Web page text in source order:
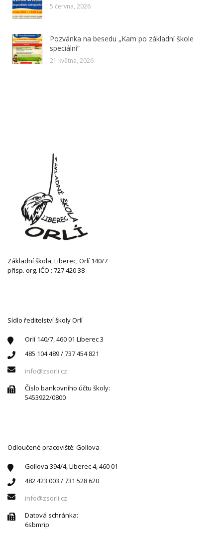
5 června, 2026
Pozvánka na besedu „Kam po základní škole
speciální“
21 května, 2026
Základní škola, Liberec, Orlí 140/7
přísp. org. IČO : 727 420 38
Sídlo ředitelství školy Orlí
Orlí 140/7, 460 01 Liberec 3
485 104 489 / 737 454 821
info@zsorli.cz
Číslo bankovního účtu školy:
5453922/0800
Odloučené pracoviště: Gollova
Gollova 394/4, Liberec 4, 460 01
482 423 003 / 731 528 620
info@zsorli.cz
Datová schránka:
6sbmrip